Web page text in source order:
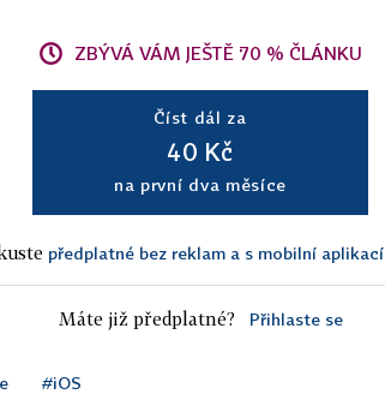
ZBÝVÁ VÁM JEŠTĚ 70 % ČLÁNKU
Číst dál za
40 Kč
na první dva měsíce
předplatné bez reklam a s mobilní aplikací
Máte již předplatné? Přihlaste se
#iOS